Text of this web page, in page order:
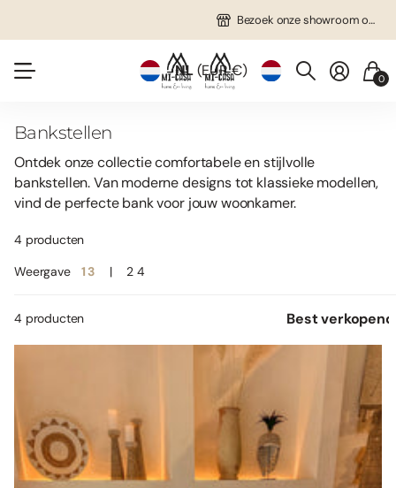
Bezoek onze showroom op afspraak!
NL(EUR €) 0
Bankstellen
Ontdek onze collectie comfortabele en stijlvolle
bankstellen. Van moderne designs tot klassieke modellen,
vind de perfecte bank voor jouw woonkamer.
4 producten
Weergave
13 2 4
4 producten